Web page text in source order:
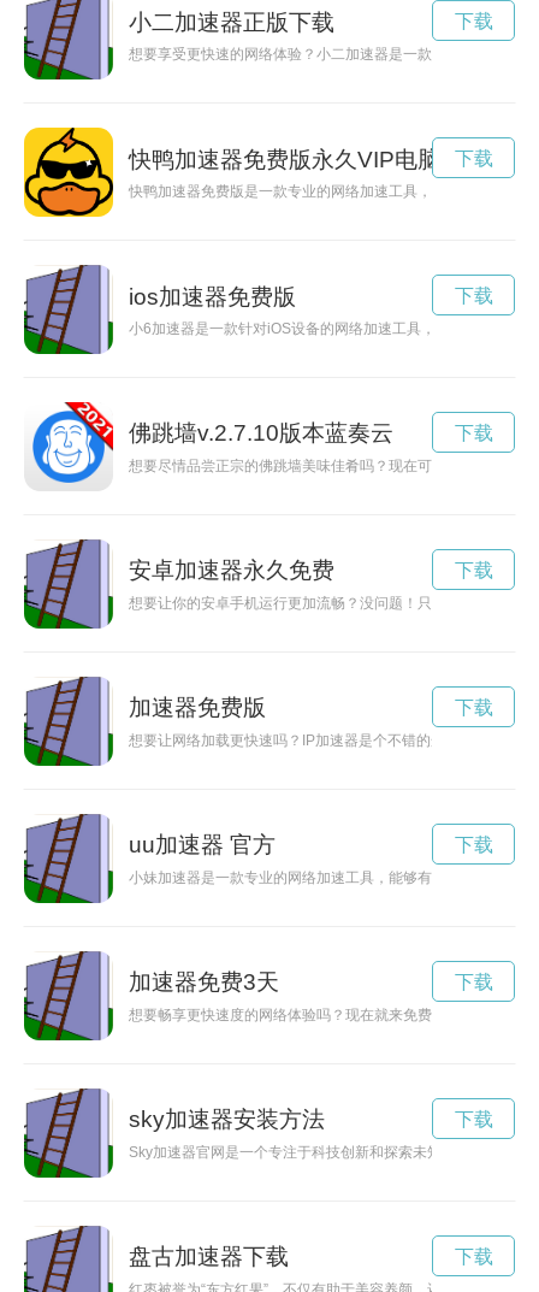
小二加速器正版下载
想要享受更快速的网络体验？小二加速器是一款专为安卓设备
下载
快鸭加速器免费版永久VIP电脑
快鸭加速器免费版是一款专业的网络加速工具，为用户提供更
下载
ios加速器免费版
小6加速器是一款针对iOS设备的网络加速工具，可以帮助用户
下载
佛跳墙v.2.7.10版本蓝奏云
想要尽情品尝正宗的佛跳墙美味佳肴吗？现在可以下载最新版
下载
安卓加速器永久免费
想要让你的安卓手机运行更加流畅？没问题！只需下载一个免
下载
加速器免费版
想要让网络加载更快速吗？IP加速器是个不错的选择，而且现
下载
uu加速器 官方
小妹加速器是一款专业的网络加速工具，能够有效改善网络连
下载
加速器免费3天
想要畅享更快速度的网络体验吗？现在就来免费试用加速器，
下载
sky加速器安装方法
Sky加速器官网是一个专注于科技创新和探索未知领域的平台，
下载
盘古加速器下载 下载